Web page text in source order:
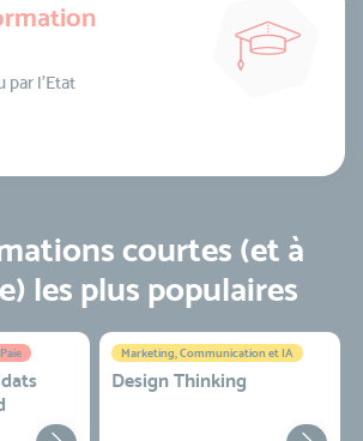
par l’Etat
courtes (et à
les plus populaires
Marketing, Communication et IA
Design Thinking